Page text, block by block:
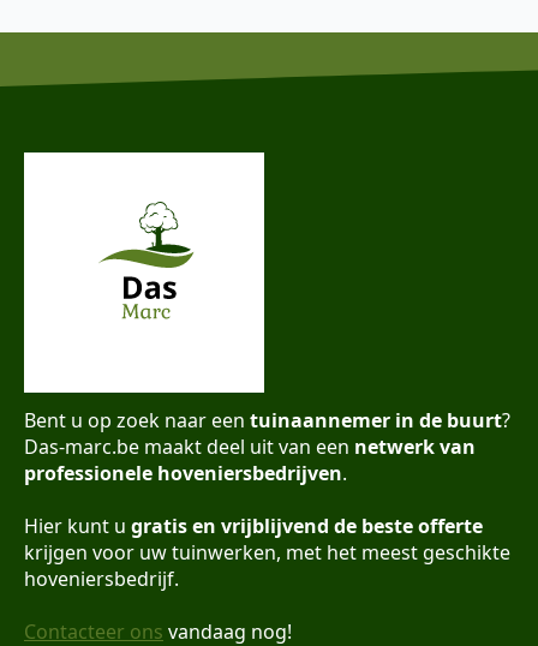
Bent u op zoek naar een tuinaannemer in de buurt?
Das-marc.be maakt deel uit van een netwerk van
professionele hoveniersbedrijven.
Hier kunt u gratis en vrijblijvend de beste offerte
krijgen voor uw tuinwerken, met het meest geschikte
hoveniersbedrijf.
Contacteer ons vandaag nog!